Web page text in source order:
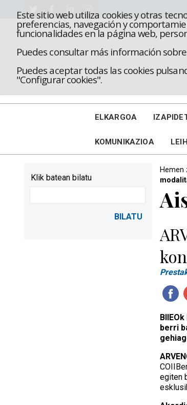
Este sitio web utiliza cookies y otras
preferencias, navegación y
funcionalidades en la página web,
Puedes consultar más información
Puedes aceptar todas las cookies
"Configurar cookies".
ELKARGOA
KOMUNIKAZIOA
Hemen
berri
egiten
Klik batean bilatu